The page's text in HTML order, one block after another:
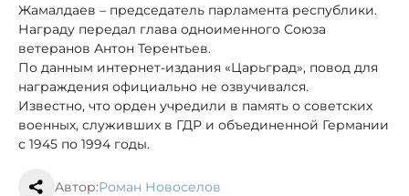
Жамалдаев – председатель парламента республики.
Награду передал глава одноименного Союза
ветеранов Антон Терентьев.
По данным интернет-издания «Царьград», повод для
награждения официально не озвучивался.
Известно, что орден учредили в память о советских
военных, служивших в ГДР и объединенной Германии
с 1945 по 1994 годы.
Автор:Роман Новоселов